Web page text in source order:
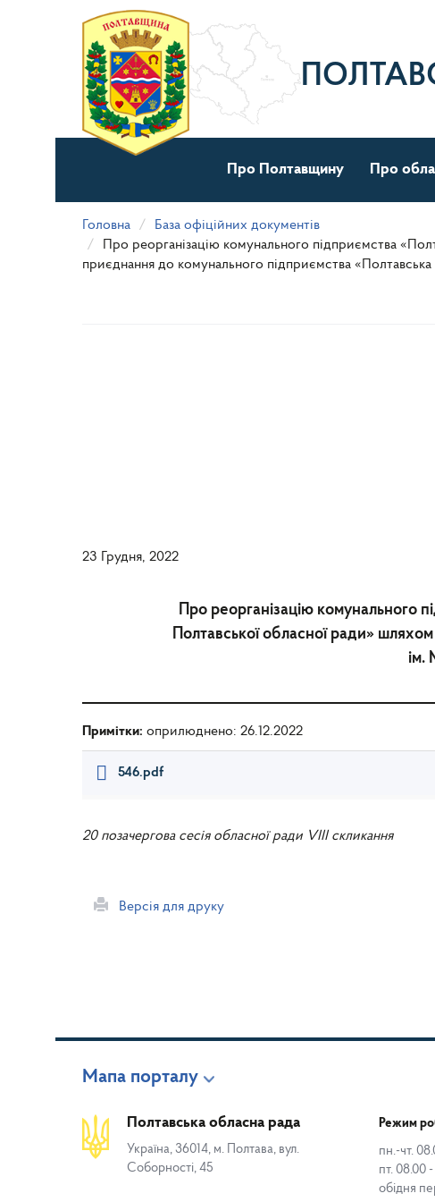
матеріалу
Про Полтавщину Про
Головна
База офіційних документів
Про реорганізацію комунального підприємства
приєднання до комунального підприємства
23 Грудня, 2022
Про реорганізацію комунального
Полтавської обласної ради»
ім.
Примітки: оприлюднено: 26.12.2022
546.pdf
20 позачергова сесія обласної ради VIII скликання
Версія для друку
Мапа порталу
Полтавська обласна рада
Україна, 36014, м. Полтава, вул.
Соборності, 45
Режим
пн.-чт.
пт. 08.00
обідня